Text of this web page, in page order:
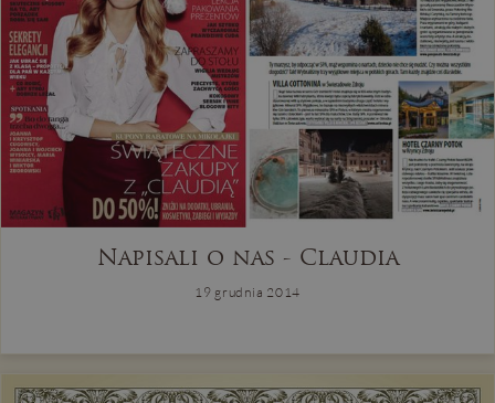
Napisali o nas - Claudia
19 grudnia 2014